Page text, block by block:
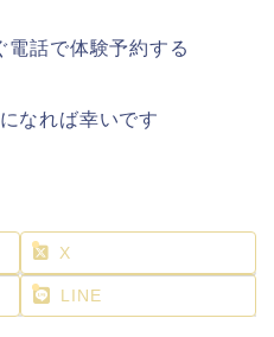
話で体験予約する
なれば幸いです
X
LINE